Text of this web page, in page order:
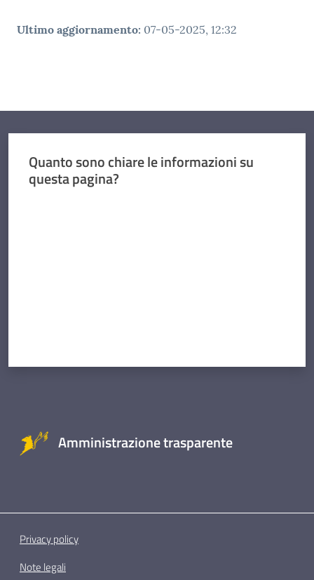
Ultimo aggiornamento: 07-05-2025, 12:32
Quanto sono chiare le informazioni su
questa pagina?
Amministrazione trasparente
Privacy policy
Note legali